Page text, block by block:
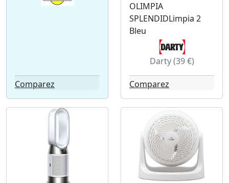
Comparez
OLIMPIA
SPLENDIDLimpia 2
Bleu
Darty (39 €)
Comparez